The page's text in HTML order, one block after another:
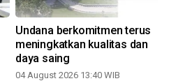
Undana berkomitmen terus
meningkatkan kualitas dan
daya saing
04 August 2026 13:40 WIB